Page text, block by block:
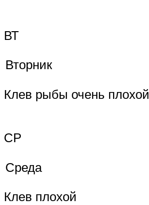
ВТ
Вторник
Клев рыбы очень плохой
СР
Среда
Клев плохой